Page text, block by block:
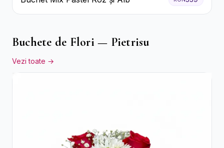
Buchete de Flori — Pietrisu
Vezi toate →